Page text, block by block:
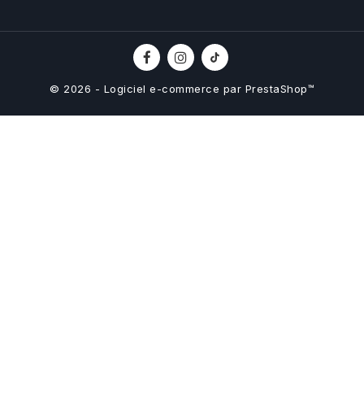
© 2026 - Logiciel e-commerce par PrestaShop™